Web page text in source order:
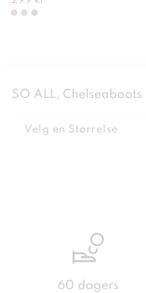
SO ALL, Chelseaboots
Velg en Størrelse
60 dagers